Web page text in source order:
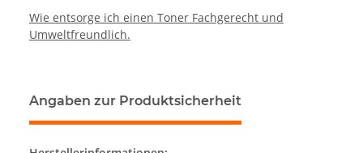
Wie entsorge ich einen Toner Fachgerecht und
Umweltfreundlich.
Angaben zur Produktsicherheit